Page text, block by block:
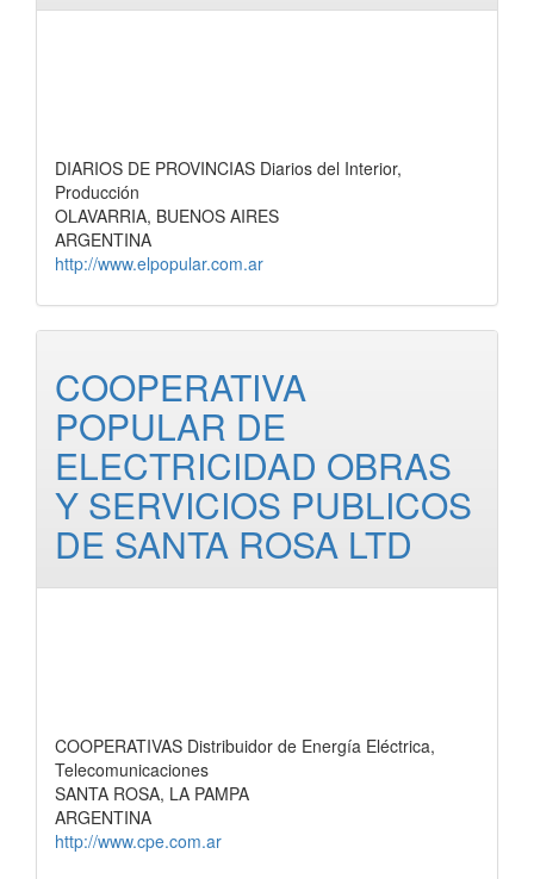
DIARIOS DE PROVINCIAS Diarios del Interior,
Producción
OLAVARRIA, BUENOS AIRES
ARGENTINA
http://www.elpopular.com.ar
COOPERATIVA
POPULAR DE
ELECTRICIDAD OBRAS
Y SERVICIOS PUBLICOS
DE SANTA ROSA LTD
COOPERATIVAS Distribuidor de Energía Eléctrica,
Telecomunicaciones
SANTA ROSA, LA PAMPA
ARGENTINA
http://www.cpe.com.ar